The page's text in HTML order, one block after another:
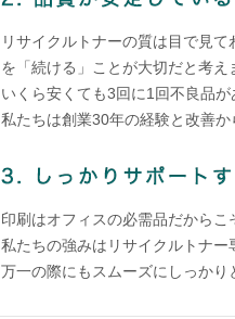
リサイクルトナーの質は目で見
を「続ける」ことが大切だと考え
いくら安くても3回に1回不良品が
私たちは創業30年の経験と改善
印刷はオフィスの必需品だからこ
私たちの強みはリサイクルトナー
万一の際にもスムーズにしっかり